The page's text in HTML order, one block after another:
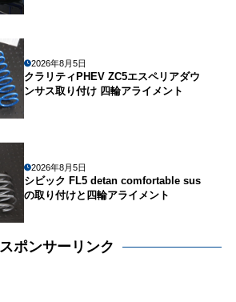
2026年8月5日
クラリティPHEV ZC5エスペリアダウ
ンサス取り付け 四輪アライメント
2026年8月5日
シビック FL5 detan comfortable sus
の取り付けと四輪アライメント
スポンサーリンク